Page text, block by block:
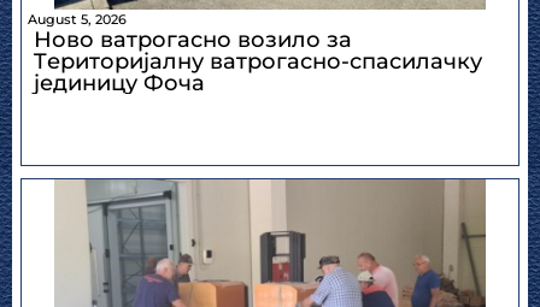
August 5, 2026
Ново ватрогасно возило за
Tериторијалну ватрогасно-спасилачку
јединицу Фоча